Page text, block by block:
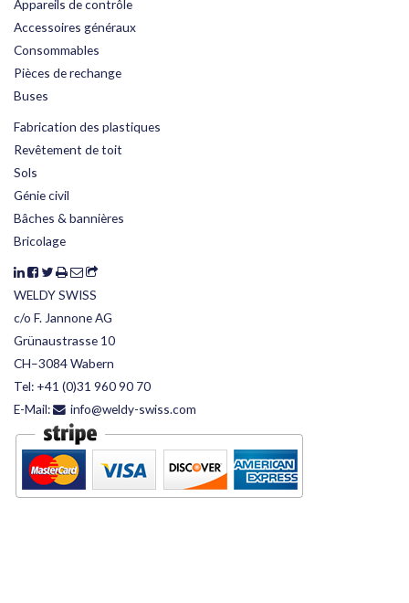
Appareils de contrôle
Accessoires généraux
Consommables
Pièces de rechange
Buses
Fabrication des plastiques
Revêtement de toit
Sols
Génie civil
Bâches & bannières
Bricolage
WELDY SWISS
c/o F. Jannone AG
Grünaustrasse 10
CH–3084 Wabern
Tel: +41 (0)31 960 90 70
E-Mail:
info@weldy-swiss.com